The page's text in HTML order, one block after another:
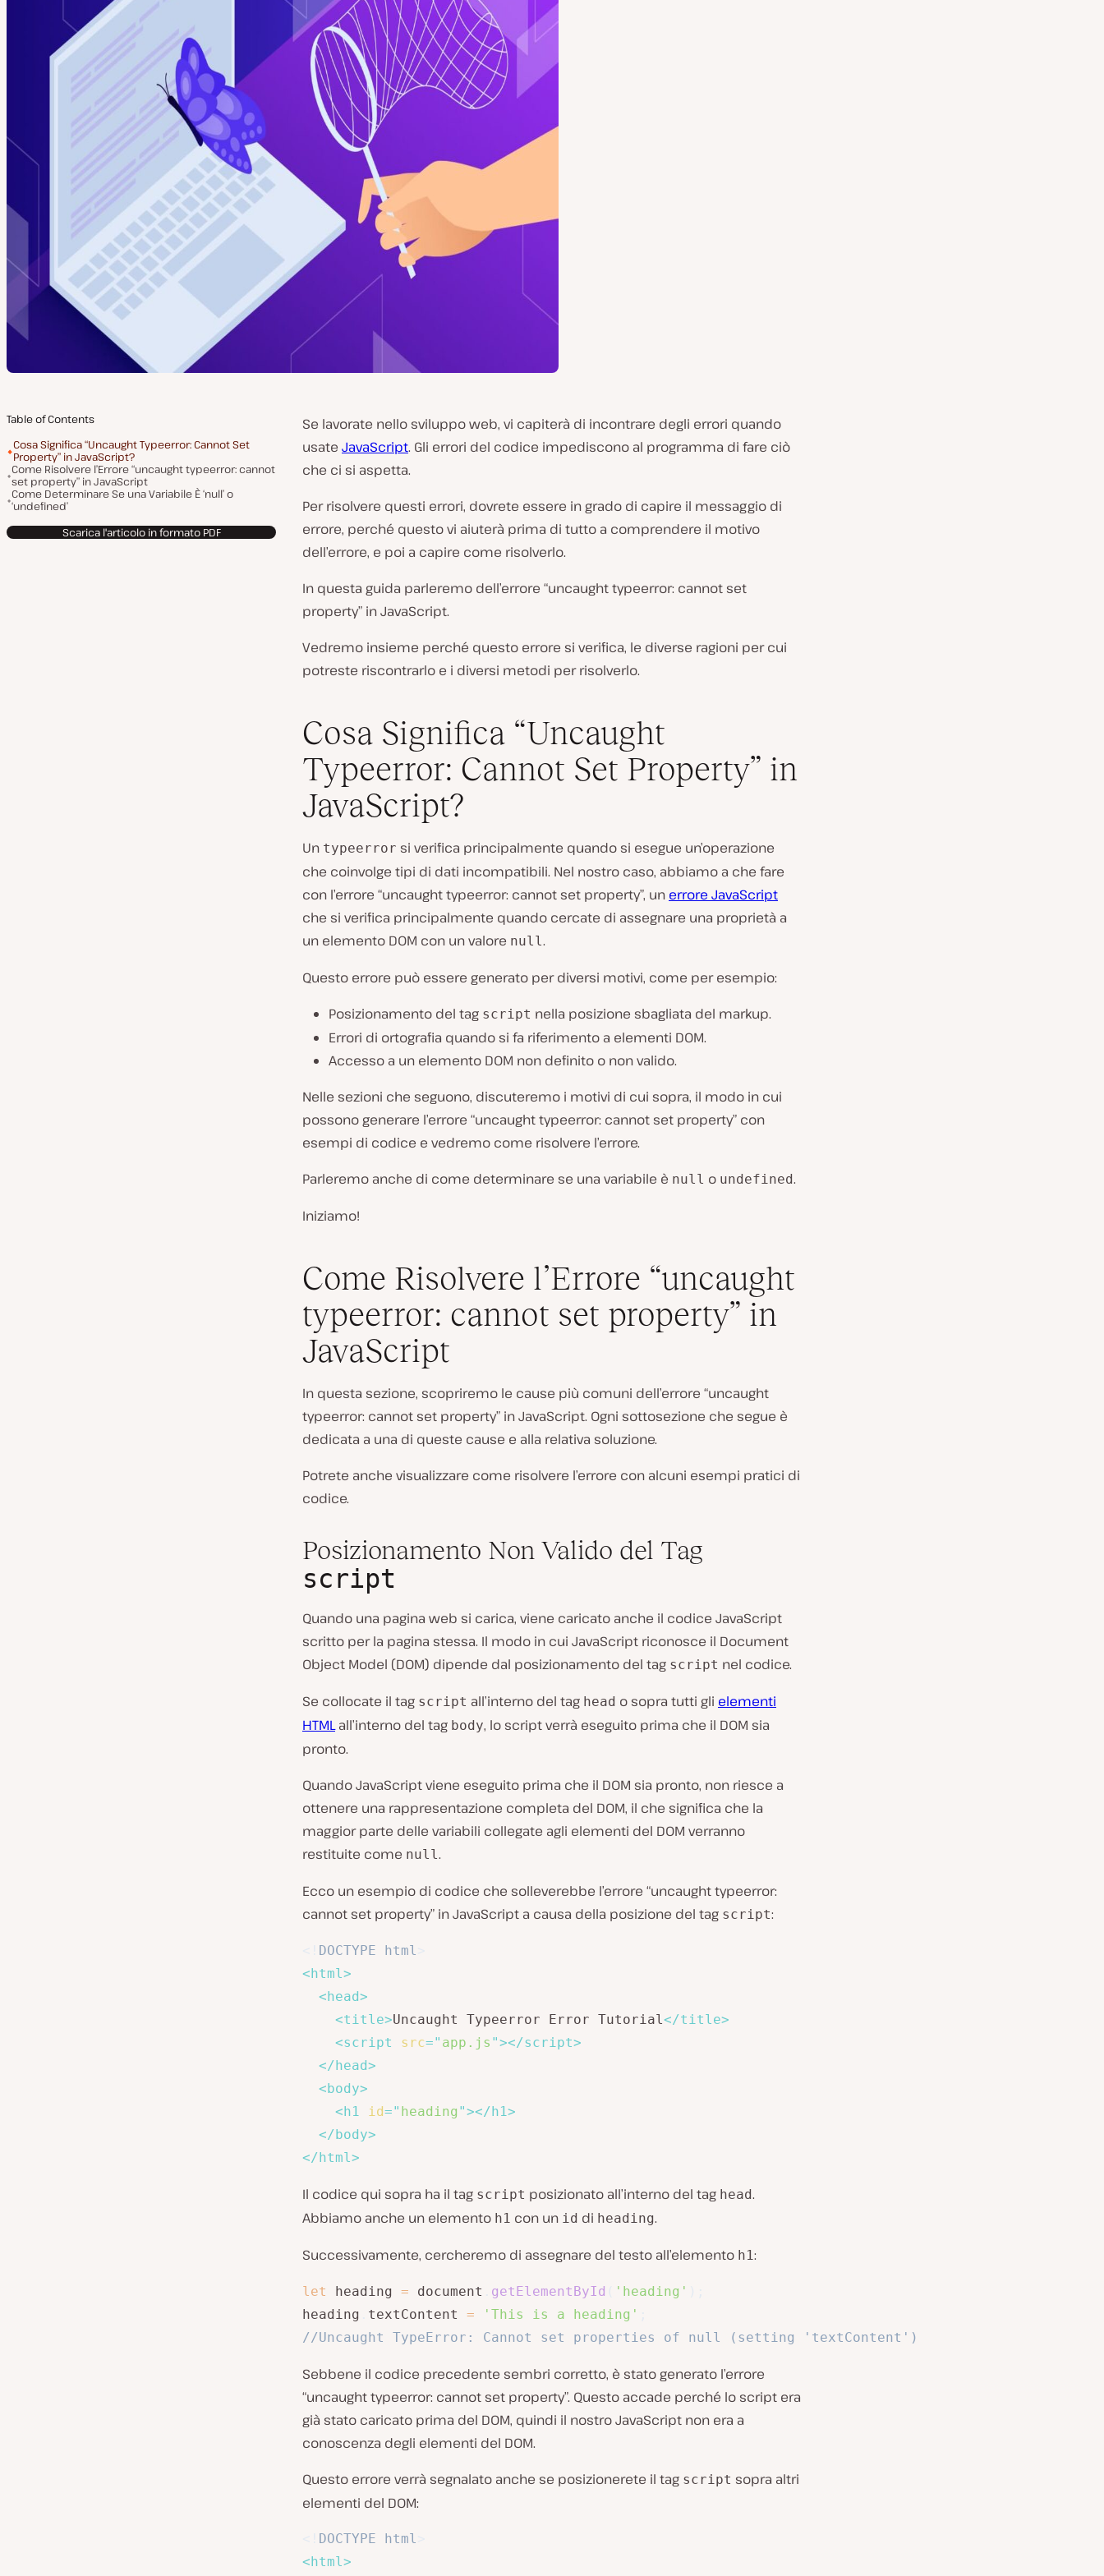
Table of Contents
Cosa Significa “Uncaught Typeerror: Cannot Set
Property” in JavaScript?
Come Risolvere l’Errore “uncaught typeerror: cannot
set property” in JavaScript
Come Determinare Se una Variabile È ‘null’ o
‘undefined’
Scarica l'articolo in formato PDF
Se lavorate nello sviluppo web, vi capiterà di incontrare degli errori quando
usate JavaScript. Gli errori del codice impediscono al programma di fare ciò
che ci si aspetta.
Per risolvere questi errori, dovrete essere in grado di capire il messaggio di
errore, perché questo vi aiuterà prima di tutto a comprendere il motivo
dell’errore, e poi a capire come risolverlo.
In questa guida parleremo dell’errore “uncaught typeerror: cannot set
property” in JavaScript.
Vedremo insieme perché questo errore si verifica, le diverse ragioni per cui
potreste riscontrarlo e i diversi metodi per risolverlo.
Cosa Significa “Uncaught
Typeerror: Cannot Set Property” in
JavaScript?
Un typeerror si verifica principalmente quando si esegue un’operazione
che coinvolge tipi di dati incompatibili. Nel nostro caso, abbiamo a che fare
con l’errore “uncaught typeerror: cannot set property”, un errore JavaScript
che si verifica principalmente quando cercate di assegnare una proprietà a
un elemento DOM con un valore null.
Questo errore può essere generato per diversi motivi, come per esempio:
Posizionamento del tag script nella posizione sbagliata del markup.
Errori di ortografia quando si fa riferimento a elementi DOM.
Accesso a un elemento DOM non definito o non valido.
Nelle sezioni che seguono, discuteremo i motivi di cui sopra, il modo in cui
possono generare l’errore “uncaught typeerror: cannot set property” con
esempi di codice e vedremo come risolvere l’errore.
Parleremo anche di come determinare se una variabile è null o undefined.
Iniziamo!
Come Risolvere l’Errore “uncaught
typeerror: cannot set property” in
JavaScript
In questa sezione, scopriremo le cause più comuni dell’errore “uncaught
typeerror: cannot set property” in JavaScript. Ogni sottosezione che segue è
dedicata a una di queste cause e alla relativa soluzione.
Potrete anche visualizzare come risolvere l’errore con alcuni esempi pratici di
codice.
Posizionamento Non Valido del Tag
script
Quando una pagina web si carica, viene caricato anche il codice JavaScript
scritto per la pagina stessa. Il modo in cui JavaScript riconosce il Document
Object Model (DOM) dipende dal posizionamento del tag script nel codice.
Se collocate il tag script all’interno del tag head o sopra tutti gli elementi
HTMLall’interno del tag body, lo script verrà eseguito prima che il DOM sia
pronto.
Quando JavaScript viene eseguito prima che il DOM sia pronto, non riesce a
ottenere una rappresentazione completa del DOM, il che significa che la
maggior parte delle variabili collegate agli elementi del DOM verranno
restituite come null.
Ecco un esempio di codice che solleverebbe l’errore “uncaught typeerror:
cannot set property” in JavaScript a causa della posizione del tag script:
DOCTYPE html
<html>
<head>
<title>Uncaught Typeerror Error Tutorial</title>
<script src=" app.js "></script>
</head>
<body>
<h1 id=" heading "></h1>
</body>
</html>
Il codice qui sopra ha il tag script posizionato all’interno del tag head.
Abbiamo anche un elemento h1 con un id di heading.
Successivamente, cercheremo di assegnare del testo all’elemento h1:
let heading = document getElementById 'heading'
heading
textContent = 'This is a heading'
//Uncaught TypeError: Cannot set properties of null (setting 'textContent')
Sebbene il codice precedente sembri corretto, è stato generato l’errore
“uncaught typeerror: cannot set property”. Questo accade perché lo script era
già stato caricato prima del DOM, quindi il nostro JavaScript non era a
conoscenza degli elementi del DOM.
Questo errore verrà segnalato anche se posizionerete il tag script sopra altri
elementi del DOM:
DOCTYPE html
<html>